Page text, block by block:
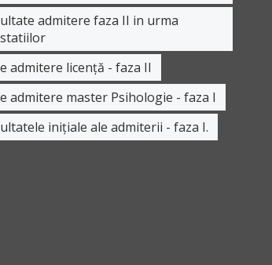
admitere faza II in urma
admitere licență - faza II
admitere master Psihologie - faza I
inițiale ale admiterii - faza I.